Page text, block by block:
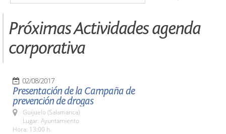
Próximas Actividades agenda
corporativa
02/08/2017
Presentación de la Campaña de
prevención de drogas
Guijuelo (Salamanca)
Lugar: Ayuntamiento
Hora: 13:00 h.